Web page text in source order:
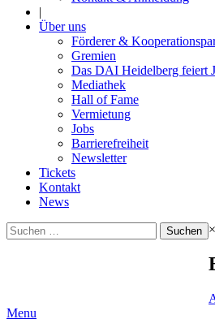
|
Über uns
Förderer &
Gremien
Das DAI Heidelberg feiert
Mediathek
Hall of Fame
Vermietung
Jobs
Barrierefreiheit
Newsletter
Tickets
Kontakt
News
Suchen
nach:
×
Menu